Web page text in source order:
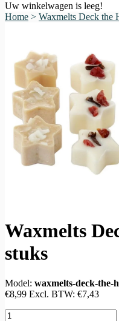
Uw winkelwagen is leeg!
Home > Waxmelts Deck the
Waxmelts
stuks
Model: waxmelts-deck-the-
€8,99 Excl. BTW: €7,43